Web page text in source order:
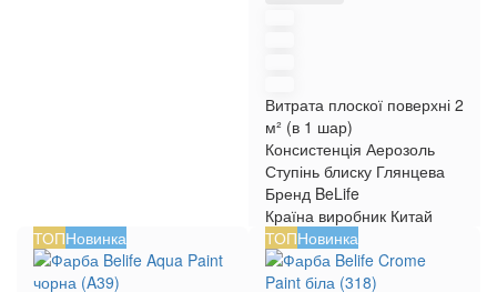
Витрата плоскої поверхні 2
м² (в 1 шар)
Консистенція Аерозоль
Ступінь блиску Глянцева
Бренд BeLife
Країна виробник Китай
ТОПНовинка ТОПНовинка